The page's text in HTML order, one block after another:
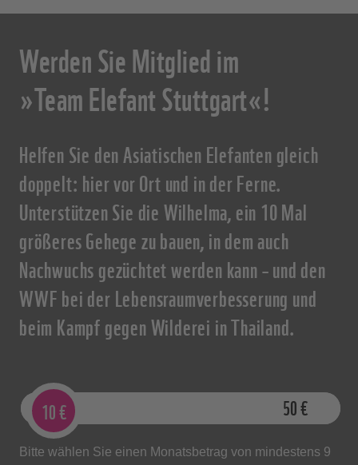
Werden Sie Mitglied im
»Team Elefant Stuttgart«!
Helfen Sie den Asiatischen Elefanten gleich
doppelt: hier vor Ort und in der Ferne.
Unterstützen Sie die Wilhelma, ein 10 Mal
größeres Gehege zu bauen, in dem auch
Nachwuchs gezüchtet werden kann – und den
WWF bei der Lebensraumverbesserung und
beim Kampf gegen Wilderei in Thailand.
10€
9€ 50€
Bitte wählen Sie einen Monatsbetrag von mindestens 9